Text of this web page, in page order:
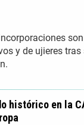
y de ujieres tras
histórico en la